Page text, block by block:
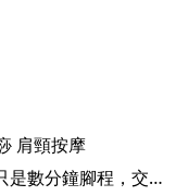
肩頸按摩
簡介 汗林院位置距離佐敦地鐵站A出口只是數分鐘腳程，交通便利，令每位客人都可隨時方便地享受到身心舒爽的優質服務。 汗林院空間闊落，設備完善，為每位客人提供按摩大班椅，讓客人在最舒適、最自然、最輕鬆的狀態，享受最佳服務，令人有賓至如歸的感覺。 除了專業的舒緩服務，汗林院更為客人提供獨立房間，私隱度高之外，同時符合現今嚴格的衛生要求，令客戶在享受服務之餘，無後顧之憂。 汗林院提供腳底按摩、肩頸按摩、穴位按摩、香薰治療、採耳、修腳皮、刮痧、拔罐、蒸腳蒸身…等，服務應有盡有，總有方法助你舒緩身心疲勞，回復最佳狀態。